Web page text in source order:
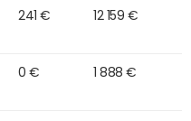
241 € 12 159 €
0 € 1 888 €